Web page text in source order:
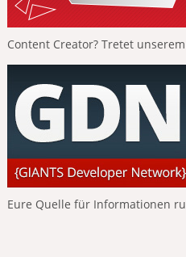
Content Creator? Tretet
Eure Quelle für Informationen